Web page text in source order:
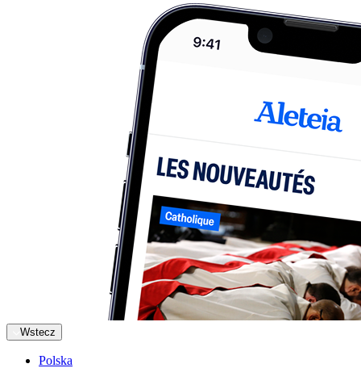
Wstecz
Polska